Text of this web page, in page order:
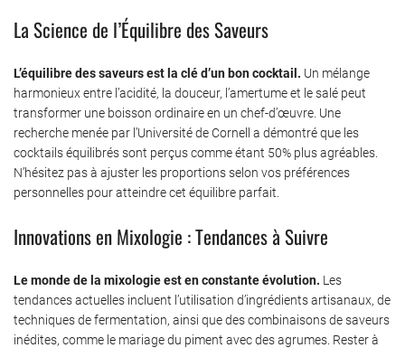
La Science de l’Équilibre des Saveurs
L’équilibre des saveurs est la clé d’un bon cocktail. Un mélange
harmonieux entre l’acidité, la douceur, l’amertume et le salé peut
transformer une boisson ordinaire en un chef-d’œuvre. Une
recherche menée par l’Université de Cornell a démontré que les
cocktails équilibrés sont perçus comme étant 50% plus agréables.
N’hésitez pas à ajuster les proportions selon vos préférences
personnelles pour atteindre cet équilibre parfait.
Innovations en Mixologie : Tendances à Suivre
Le monde de la mixologie est en constante évolution. Les
tendances actuelles incluent l’utilisation d’ingrédients artisanaux, de
techniques de fermentation, ainsi que des combinaisons de saveurs
inédites, comme le mariage du piment avec des agrumes. Rester à